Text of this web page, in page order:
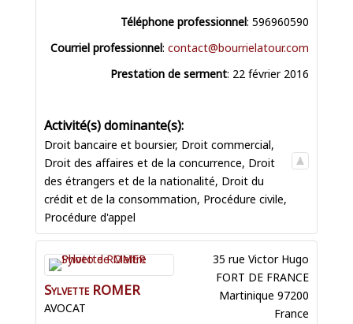
Téléphone professionnel: 596960590
Courriel professionnel: contact@bourrielatour.com
Prestation de serment: 22 février 2016
Droit bancaire et boursier, Droit commercial,
Droit des affaires et de la concurrence, Droit
des étrangers et de la nationalité, Droit du
crédit et de la consommation, Procédure civile,
Procédure d'appel
Sylvette ROMER
AVOCAT
35 rue Victor Hugo
FORT DE FRANCE
Martinique 97200
France